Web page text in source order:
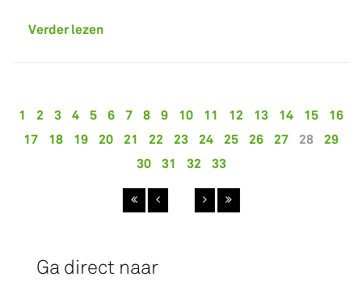
Verder lezen
1 2 3 4 5 6 7 8 9 10 11 12 13 14 15
16
17
18 19 20 21 22 23 24 25 26 27 28
29
30
31 32 33
Ga direct naar